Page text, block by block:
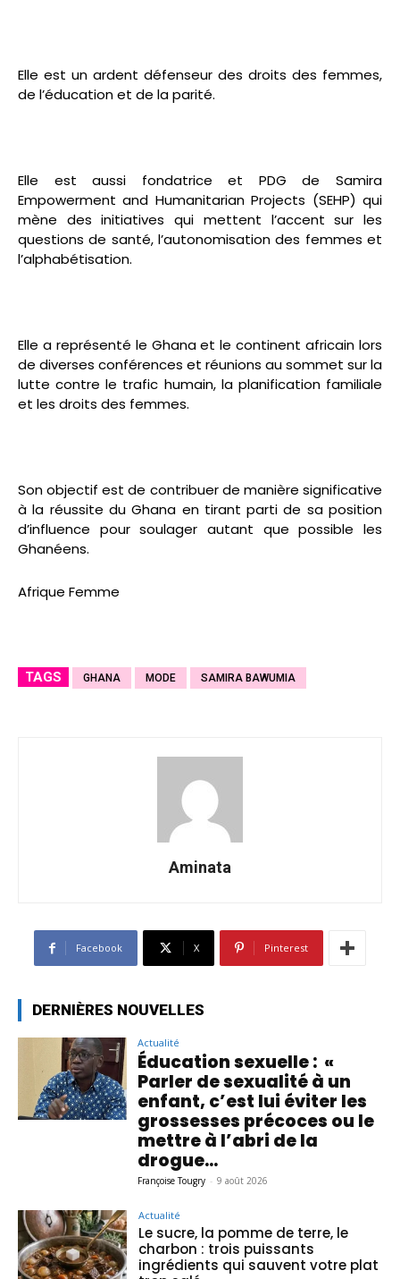
Elle est un ardent défenseur des droits des femmes,
de l’éducation et de la parité.
Elle est aussi fondatrice et PDG de Samira
Empowerment and Humanitarian Projects (SEHP) qui
mène des initiatives qui mettent l’accent sur les
questions de santé, l’autonomisation des femmes et
l’alphabétisation.
Elle a représenté le Ghana et le continent africain lors
de diverses conférences et réunions au sommet sur la
lutte contre le trafic humain, la planification familiale
et les droits des femmes.
Son objectif est de contribuer de manière significative
à la réussite du Ghana en tirant parti de sa position
d’influence pour soulager autant que possible les
Ghanéens.
Afrique Femme
TAGS GHANA MODE SAMIRA BAWUMIA
Aminata
Facebook X Pinterest
DERNIÈRES NOUVELLES
Actualité
Éducation sexuelle : «
Parler de sexualité à un
enfant, c’est lui éviter les
grossesses précoces ou le
mettre à l’abri de la
drogue...
Françoise Tougry - 9 août 2026
Actualité
Le sucre, la pomme de terre, le
charbon : trois puissants
ingrédients qui sauvent votre plat